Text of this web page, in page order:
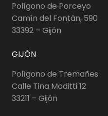
Polígono de Porceyo
Camín del Fontán, 590
33392 – Gijón
GIJÓN
Polígono de Tremañes
Calle Tina Moditti 12
33211 – Gijón